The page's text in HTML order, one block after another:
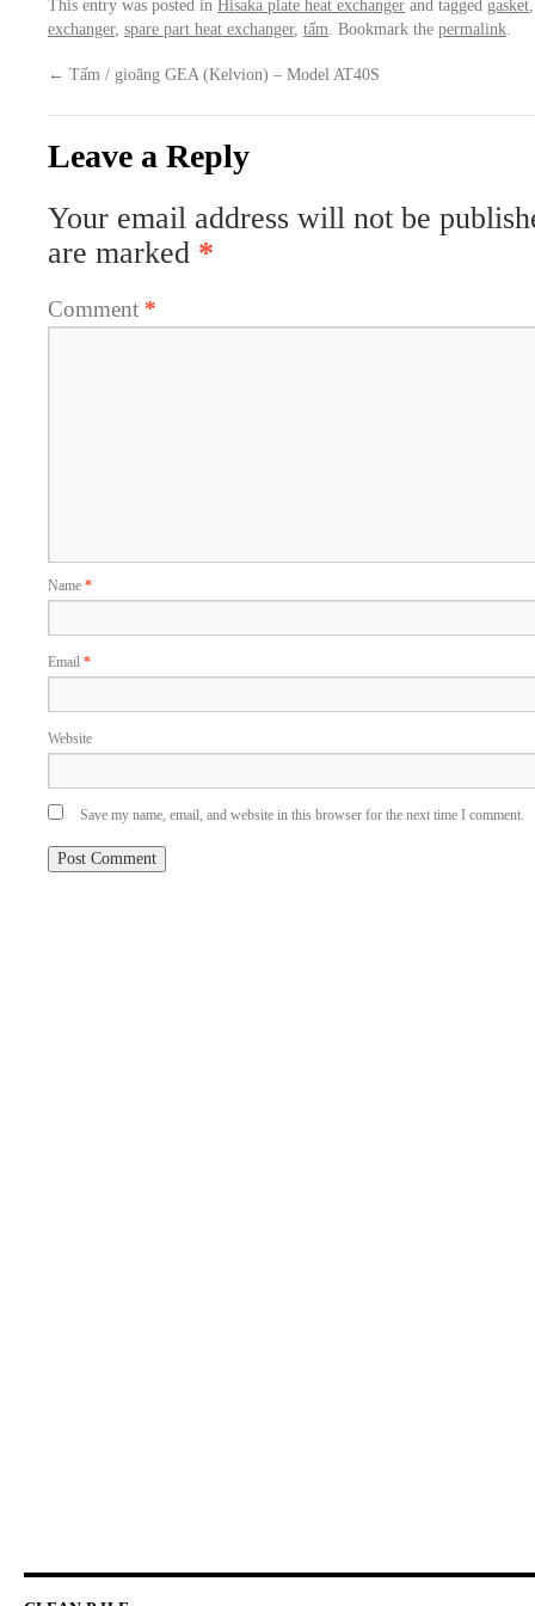
This entry was posted in Hisaka plate heat exchanger and tagged gasket
exchanger, spare part heat exchanger, tấm . Bookmark the permalink
← Tấm / gioăng GEA (Kelvion) – Model AT40S
Leave a Reply
Your email address will not be
are marked *
Comment *
Name *
Email *
Website
Save my name, email, and website in this browser for the next time I comment.